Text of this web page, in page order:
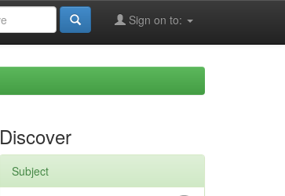
Sign on to:
Discover
Subject